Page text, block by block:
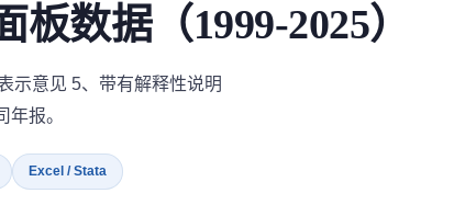
板数据（1999-2025）
示意见 5、带有解释性说明
报。
Excel / Stata